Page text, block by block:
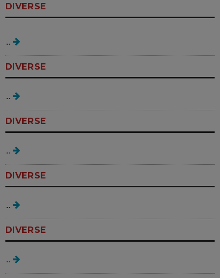
DIVERSE
echilibru emotional
...
DIVERSE
...
DIVERSE
...
DIVERSE
...
DIVERSE
...